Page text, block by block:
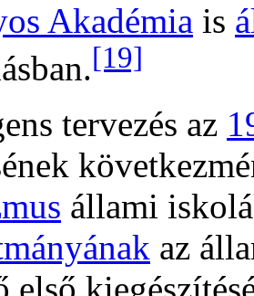
Akadémia is
[19]
tervezés az
állami
az